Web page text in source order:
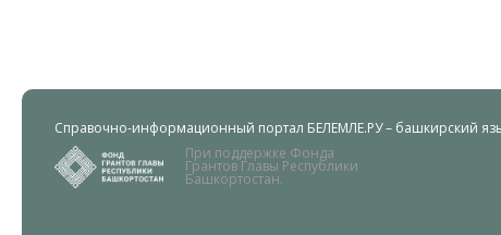
Справочно-информационный портал БЕЛЕМЛЕ.РУ – башкирский
При поддержке Фонда
Грантов Главы Республики
Башкортостан.